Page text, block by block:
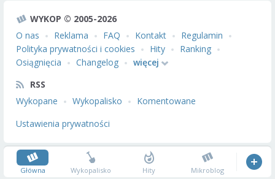
WYKOP © 2005-2026
O nas
Reklama FAQ Kontakt
Regulamin
Polityka prywatności i cookies
Hity
Ranking
Osiągnięcia
Changelog
więcej
RSS
Wykopane
Wykopalisko
Komentowane
Ustawienia prywatności
Główna Wykopalisko Hity Mikroblog